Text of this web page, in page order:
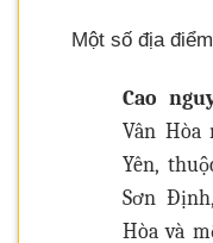
Một số địa
Cao
Vân
Yên,
Sơn
Hòa và